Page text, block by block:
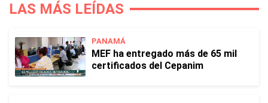
LAS MÁS LEÍDAS
PANAMÁ
MEF ha entregado más de 65 mil
certificados del Cepanim